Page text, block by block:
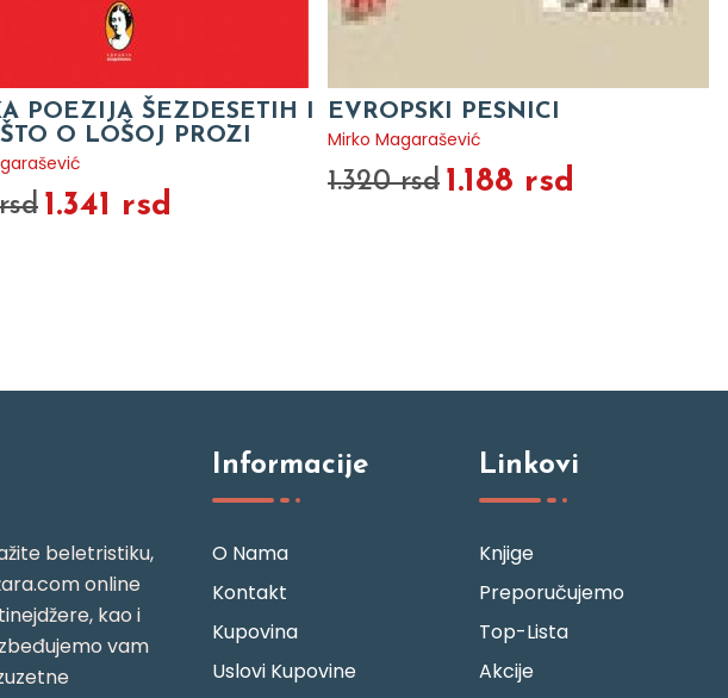
POEZIJA ŠEZDESETIH I
O LOŠOJ PROZI
1.341 rsd
EVROPSKI PESNICI
Mirko Magarašević
1.320 rsd 1.188 rsd
beletristiku,
online
kao i
vam
Informacije
O Nama
Kontakt
Kupovina
Uslovi Kupovine
Linkovi
Knjige
Preporučujemo
Top-Lista
Akcije